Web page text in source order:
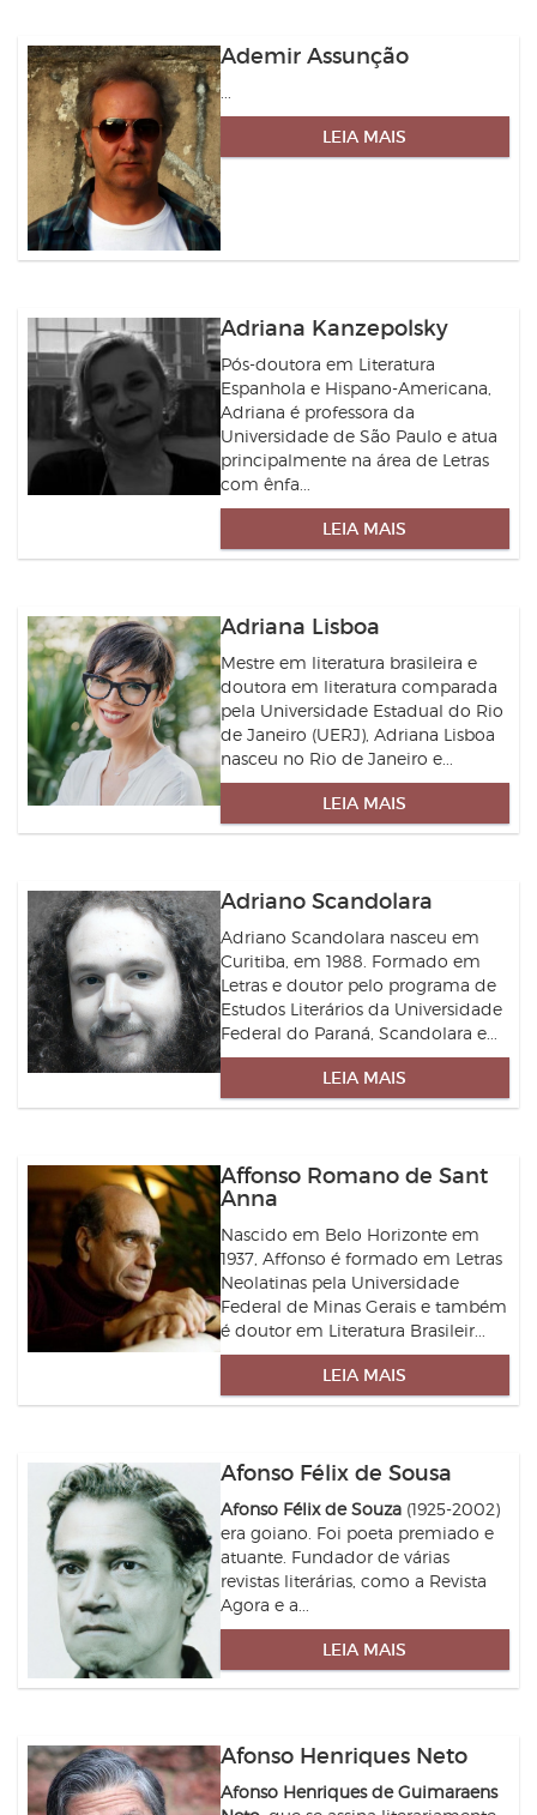
Ademir Assunção
...
LEIA MAIS
Adriana Kanzepolsky
Pós-doutora em Literatura
Espanhola e Hispano-Americana,
Adriana é professora da
Universidade de São Paulo e atua
principalmente na área de Letras
com ênfa...
LEIA MAIS
Adriana Lisboa
Mestre em literatura brasileira e
doutora em literatura comparada
pela Universidade Estadual do Rio
de Janeiro (UERJ), Adriana Lisboa
nasceu no Rio de Janeiro e...
LEIA MAIS
Adriano Scandolara
Adriano Scandolara nasceu em
Curitiba, em 1988. Formado em
Letras e doutor pelo programa de
Estudos Literários da Universidade
Federal do Paraná, Scandolara e...
LEIA MAIS
Affonso Romano de Sant
Anna
Nascido em Belo Horizonte em
1937, Affonso é formado em Letras
Neolatinas pela Universidade
Federal de Minas Gerais e também
é doutor em Literatura Brasileir...
LEIA MAIS
Afonso Félix de Sousa
Afonso Félix de Souza(1925-2002)
era goiano. Foi poeta premiado e
atuante. Fundador de várias
revistas literárias, como a Revista
Agora e a...
LEIA MAIS
Afonso Henriques Neto
Afonso Henriques de Guimaraens